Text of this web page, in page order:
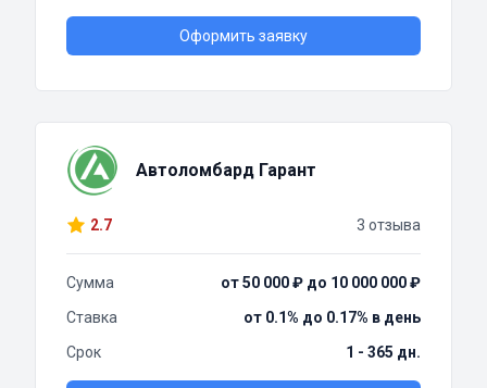
Оформить заявку
Автоломбард Гарант
2.7 3 отзыва
Сумма
от 50 000 ₽ до 10 000 000 ₽
Ставка
от 0.1% до 0.17% в день
Срок
1 - 365 дн.